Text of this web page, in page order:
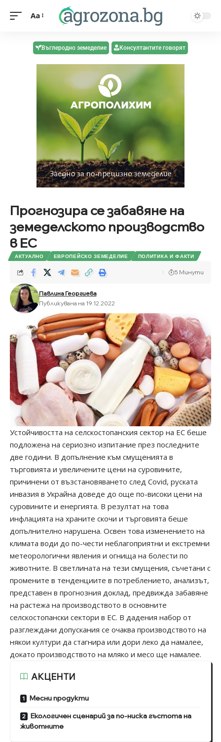
Aa
Въглеродно земеделие Консултантите говорят
Прогнозира се забавяне на
земеделското производство
в ЕС
АКТУАЛНО ЕВРОПЕЙСКО ЗЕМЕДЕЛИЕ ПОЛИТИКА И ФАКТИ
Павлина Георгиева
Публикувана на 19.12.2022
5 Минути
Устойчивостта на селскостопанския сектор на ЕС беше
подложена на сериозно изпитание през последните
две години. В допълнение към смущенията в
търговията и увеличените цени на суровините,
причинени от възстановяването след Covid, руската
инвазия в Украйна доведе до още по-високи цени на
суровините и енергията. В резултат на това
инфлацията на храните скочи и търговията беше
допълнително нарушена. Освен това изменението на
климата води до по-чести неблагоприятни и екстремни
метеорологични явления и огнища на болести по
животните. В светлината на тези смущения, съчетани с
промените в тенденциите в потреблението, анализът,
представен в прогнозния доклад, предвижда забавяне
на растежа на производството в основните
селскостопански сектори в ЕС. В дадения набор от
разглеждани допускания се очаква производството на
някои култури да стагнира или дори леко да намалее,
докато производството на мляко и месо ще намалее.
АКЦЕНТИ
Месни продукти
Екологичен сценарий за по-ниска гъстота на
животните